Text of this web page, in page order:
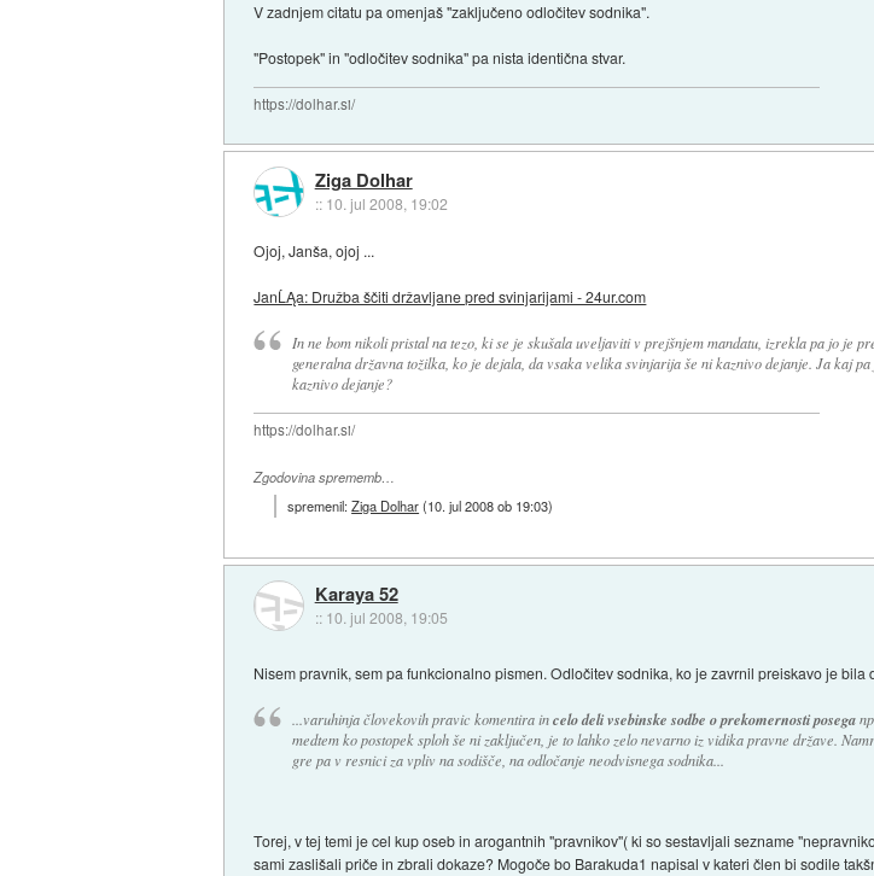
V zadnjem citatu pa omenjaš "zaključeno odločitev sodnika".
"Postopek" in "odločitev sodnika" pa nista identična stvar.
https://dolhar.si/
Ziga Dolhar
:: 10. jul 2008, 19:02
Ojoj, Janša, ojoj ...
JanĹĄa: Družba ščiti državljane pred svinjarijami - 24ur.com
In ne bom nikoli pristal na tezo, ki se je skušala uveljaviti v prejšnjem mandatu, izrekla pa jo je
generalna državna tožilka, ko je dejala, da vsaka velika svinjarija še ni kaznivo dejanje. Ja kaj pa
kaznivo dejanje?
https://dolhar.si/
Zgodovina sprememb…
spremenil:Ziga Dolhar(10. jul 2008 ob 19:03)
Karaya 52
:: 10. jul 2008, 19:05
Nisem pravnik, sem pa funkcionalno pismen. Odločitev sodnika, ko je zavrnil preiskavo je
...varuhinja človekovih pravic komentira incelo deli vsebinske sodbe o prekomernosti posega
medtem ko postopek sploh še ni zaključen, je to lahko zelo nevarno iz vidika pravne države.
gre pa v resnici za vpliv na sodišče, na odločanje neodvisnega sodnika...
Torej, v tej temi je cel kup oseb in arogantnih "pravnikov"( ki so sestavljali sezname
sami zaslišali priče in zbrali dokaze? Mogoče bo Barakuda1 napisal v kateri člen bi sodile